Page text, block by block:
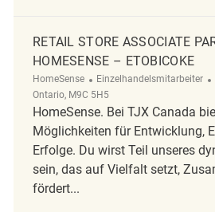
RETAIL STORE ASSOCIATE
HOMESENSE – ETOBICOKE
HomeSense Kategorie
Einzelhandelsmitarbeiter
Ontario, M9C 5H5
HomeSense. Bei TJX Canada
Möglichkeiten für Entwicklung,
Erfolge. Du wirst Teil unseres
sein, das auf Vielfalt setzt,
fördert...